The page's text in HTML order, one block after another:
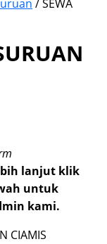
/ SEWA
lanjut klik
untuk
kami.
CIAMIS